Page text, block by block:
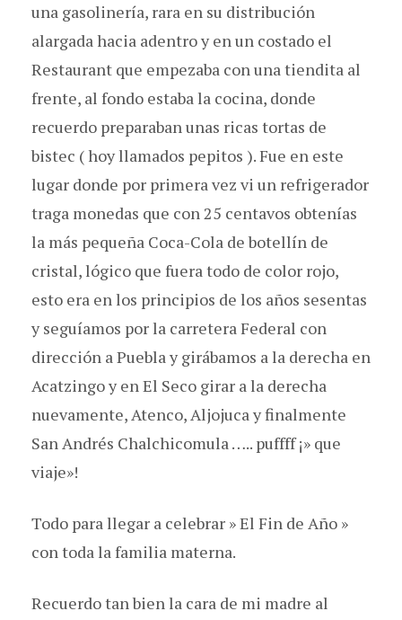
una gasolinería, rara en su distribución
alargada hacia adentro y en un costado el
Restaurant que empezaba con una tiendita al
frente, al fondo estaba la cocina, donde
recuerdo preparaban unas ricas tortas de
bistec ( hoy llamados pepitos ). Fue en este
lugar donde por primera vez vi un refrigerador
traga monedas que con 25 centavos obtenías
la más pequeña Coca-Cola de botellín de
cristal, lógico que fuera todo de color rojo,
esto era en los principios de los años sesentas
y seguíamos por la carretera Federal con
dirección a Puebla y girábamos a la derecha en
Acatzingo y en El Seco girar a la derecha
nuevamente, Atenco, Aljojuca y finalmente
San Andrés Chalchicomula ….. puffff ¡» que
viaje»!
Todo para llegar a celebrar » El Fin de Año »
con toda la familia materna.
Recuerdo tan bien la cara de mi madre al